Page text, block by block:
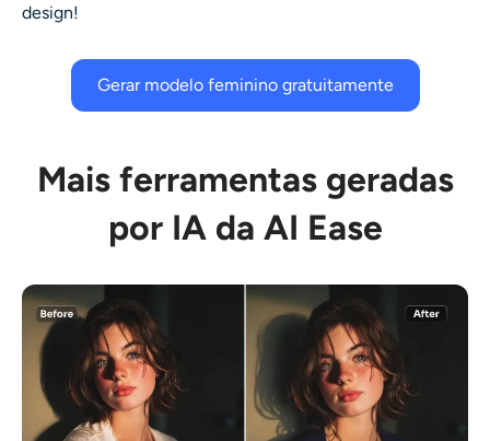
design!
Gerar modelo feminino gratuitamente
Mais ferramentas geradas
por IA da AI Ease